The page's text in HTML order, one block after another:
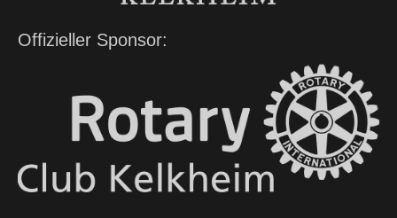
Offizieller Sponsor: